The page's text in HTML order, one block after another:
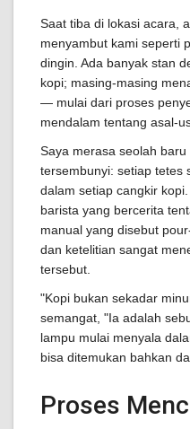
Saat tiba di lokasi acara,
menyambut kami seperti
dingin. Ada banyak stan
kopi; masing-masing
— mulai dari proses
mendalam tentang asal-
Saya merasa seolah
tersembunyi: setiap tetes
dalam setiap cangkir
barista yang bercerita
manual yang disebut
dan ketelitian sangat
tersebut.
"Kopi bukan sekadar
semangat, "Ia adalah
lampu mulai menyala
bisa ditemukan bahkan
Proses